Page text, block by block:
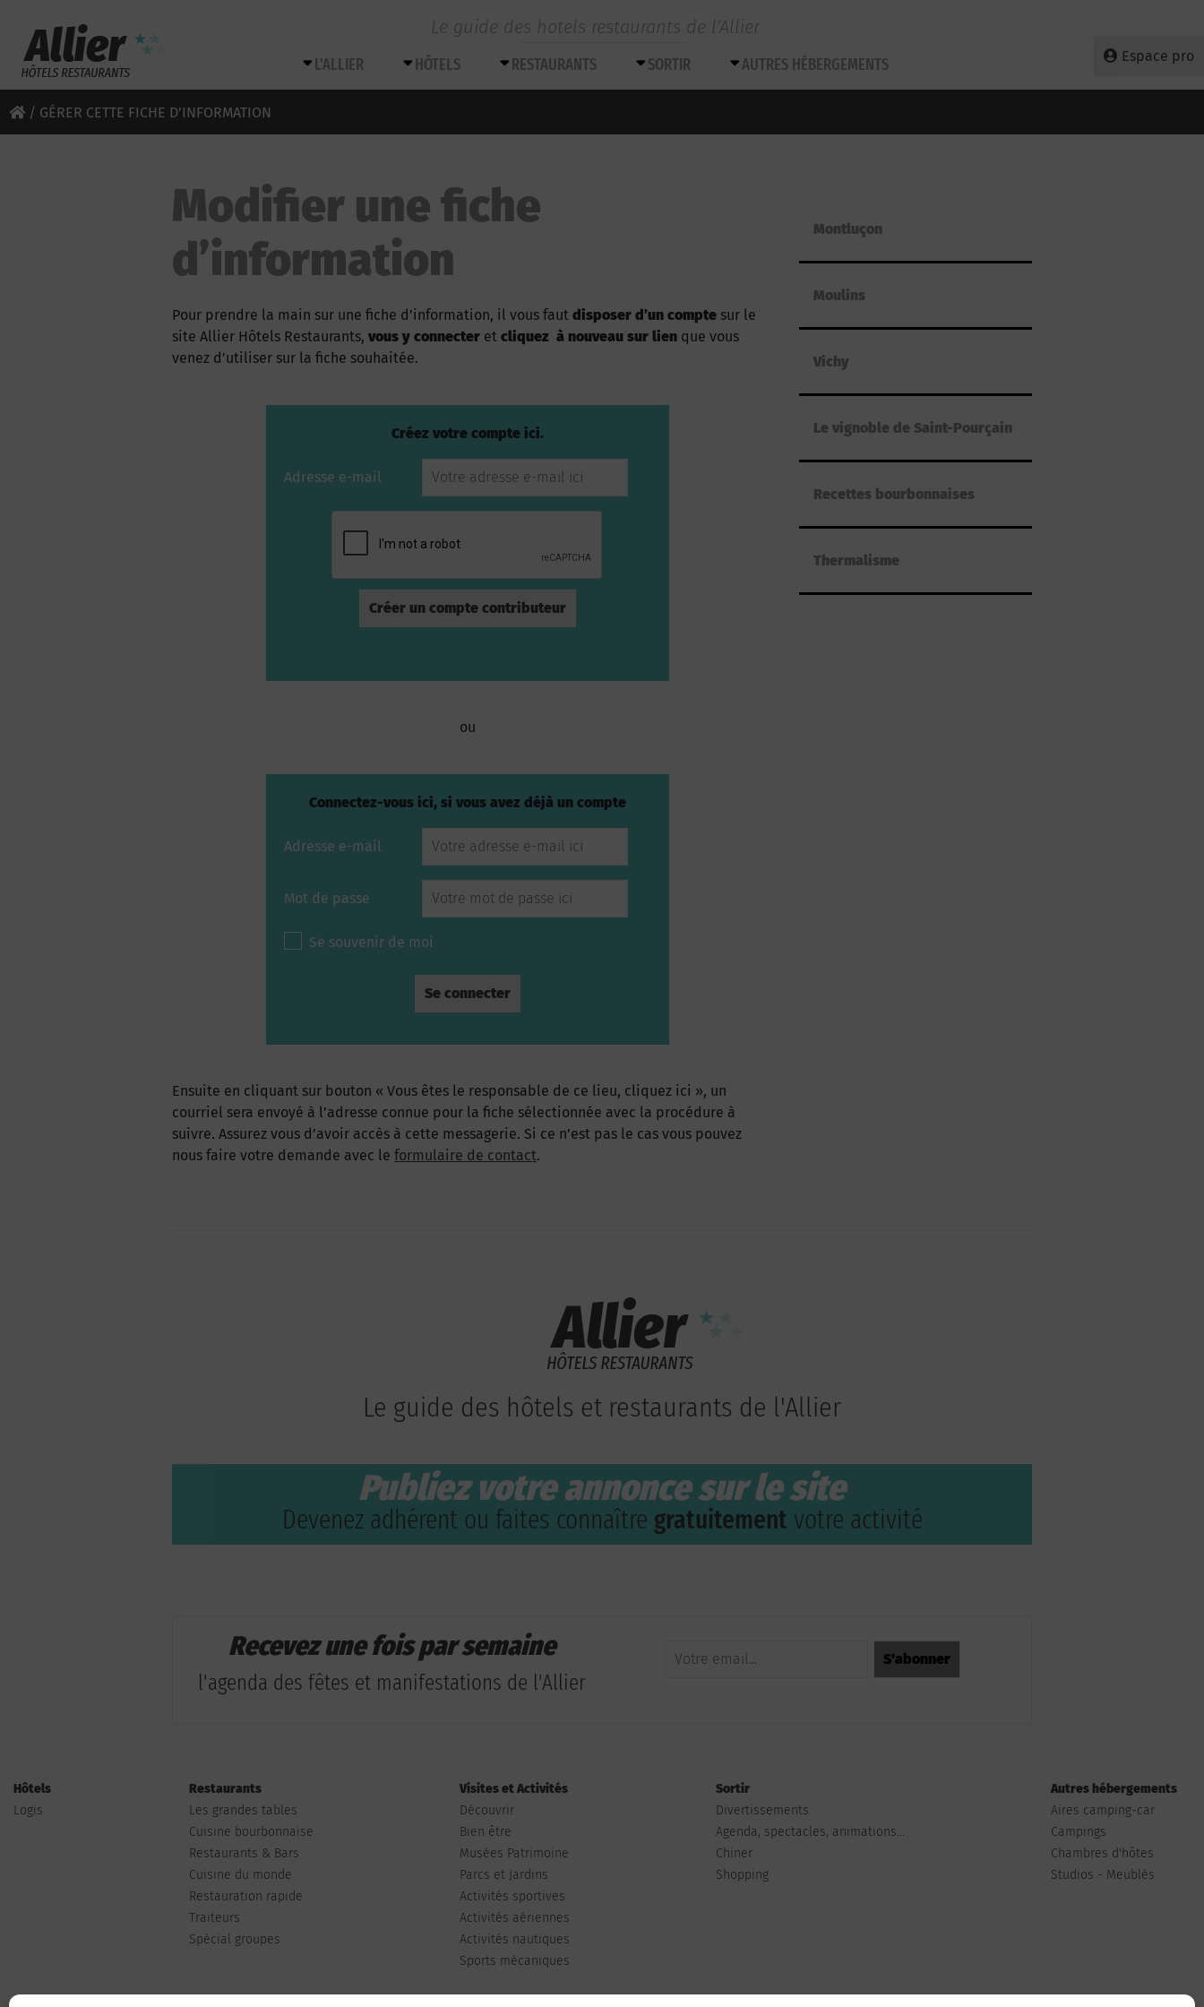
Le guide des hotels restaurants de l’Allier
Espace pro
L’ALLIER HÔTELS RESTAURANTS SORTIR AUTRES HÉBERGEMENTS
/ GÉRER CETTE FICHE D’INFORMATION
Modifier une fiche
d’information
Pour prendre la main sur une fiche d’information, il vous faut disposer d’un compte sur le
site Allier Hôtels Restaurants, vous y connecter et cliquez à nouveau sur lien que vous
venez d’utiliser sur la fiche souhaitée.
Créez votre compte ici.
Adresse e-mail
ou
Connectez-vous ici, si vous avez déjà un compte
Adresse e-mail
Mot de passe
Se souvenir de moi
Ensuite en cliquant sur bouton « Vous êtes le responsable de ce lieu, cliquez ici », un
courriel sera envoyé à l’adresse connue pour la fiche sélectionnée avec la procédure à
suivre. Assurez vous d’avoir accès à cette messagerie. Si ce n’est pas le cas vous pouvez
nous faire votre demande avec le formulaire de contact.
Montluçon
Moulins
Vichy
Le vignoble de Saint-Pourçain
Recettes bourbonnaises
Thermalisme
Le guide des hôtels et restaurants de l'Allier
Publiez votre annonce sur le site
Devenez adhérent ou faites connaître gratuitement votre activité
Recevez une fois par semaine
l'agenda des fêtes et manifestations de l'Allier
Hôtels
Logis
Restaurants
Les grandes tables
Cuisine bourbonnaise
Restaurants & Bars
Cuisine du monde
Restauration rapide
Traiteurs
Spécial groupes
Visites et Activités
Découvrir
Bien être
Musées Patrimoine
Parcs et Jardins
Activités sportives
Activités aériennes
Activités nautiques
Sports mécaniques
Sortir
Divertissements
Agenda, spectacles, animations...
Chiner
Shopping
Autres hébergements
Aires camping-car
Campings
Chambres d'hôtes
Studios - Meublés